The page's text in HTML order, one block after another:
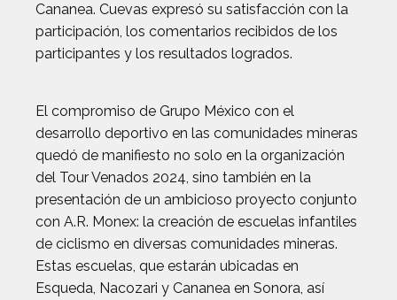
Cananea. Cuevas expresó su satisfacción con la
participación, los comentarios recibidos de los
participantes y los resultados logrados.
El compromiso de Grupo México con el
desarrollo deportivo en las comunidades mineras
quedó de manifiesto no solo en la organización
del Tour Venados 2024, sino también en la
presentación de un ambicioso proyecto conjunto
con A.R. Monex: la creación de escuelas infantiles
de ciclismo en diversas comunidades mineras.
Estas escuelas, que estarán ubicadas en
Esqueda, Nacozari y Cananea en Sonora, así